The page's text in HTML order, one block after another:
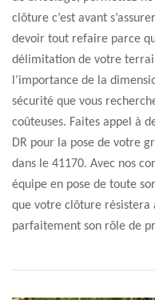
clôture c’est avant
devoir tout refaire parce
délimitation de votre
l’importance de la
sécurité que vous
coûteuses. Faites appel à
DR pour la pose de votre
dans le 41170. Avec nos
équipe en pose de toute
que votre clôture résistera
parfaitement son rôle de